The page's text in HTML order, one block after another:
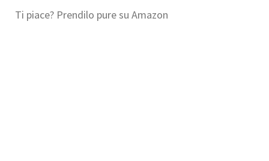
Ti piace? Prendilo pure su Amazon